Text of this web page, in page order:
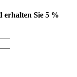
erhalten Sie 5 %